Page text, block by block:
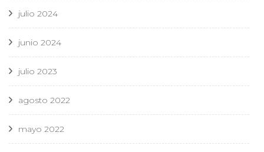
julio 2024
junio 2024
julio 2023
agosto 2022
mayo 2022